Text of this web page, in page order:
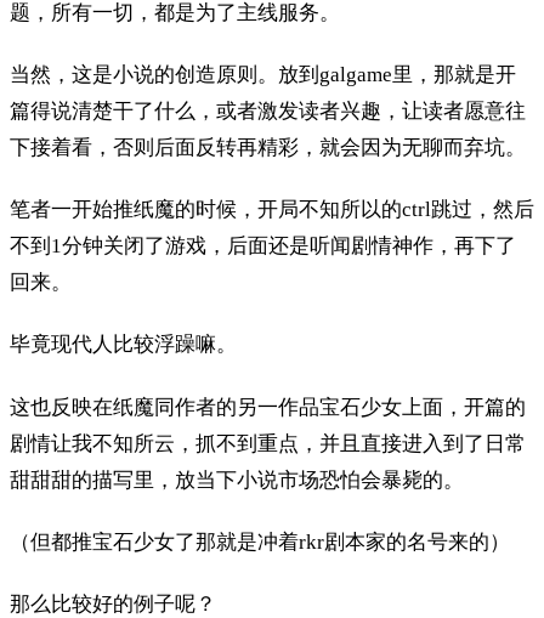
题，所有一切，都是为了主线服务。
当然，这是小说的创造原则。放到galgame里，那就是开
篇得说清楚干了什么，或者激发读者兴趣，让读者愿意往
下接着看，否则后面反转再精彩，就会因为无聊而弃坑。
笔者一开始推纸魔的时候，开局不知所以的ctrl跳过，然后
不到1分钟关闭了游戏，后面还是听闻剧情神作，再下了
回来。
毕竟现代人比较浮躁嘛。
这也反映在纸魔同作者的另一作品宝石少女上面，开篇的
剧情让我不知所云，抓不到重点，并且直接进入到了日常
甜甜甜的描写里，放当下小说市场恐怕会暴毙的。
（但都推宝石少女了那就是冲着rkr剧本家的名号来的）
那么比较好的例子呢？